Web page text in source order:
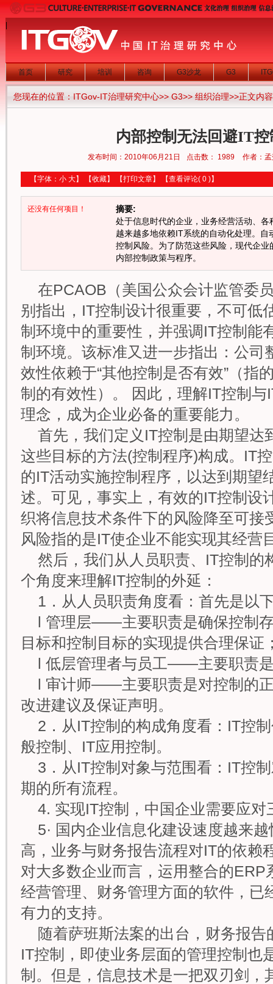
首页 研究 培训 咨询 G3沙龙 G3
您现在的位置： ITGov-IT治理研究中心>> G3>> 组织治理>>正文内容
内部控制无法回避IT
发布时间：2010年06月21日 点击数： 1989 作者：
【字体： 小 大】 【收藏】 【打印文章】 【查看评论( 0 )】
还没有任何项目！
摘要:
处于信息时代的企业，业务经营活动、
越来越多地依赖IT系统的自动化处理。
控制风险。为了防范这些风险，现代企
内部控制政策与程序。
在PCAOB（美国公众会计监管委
别指出，IT控制设计很重要，不可低
制环境中的重要性，并强调IT控制能
制环境。该标准又进一步指出：公司
效性依赖于“其他控制是否有效”（指
制的有效性）。 因此，理解IT控制
理念，成为企业必备的重要能力。
首先，我们定义IT控制是由期望达
这些目标的方法(控制程序)构成。IT
的IT活动实施控制程序，以达到期望
述。可见，事实上，有效的IT控制设
织将信息技术条件下的风险降至可接
风险指的是IT使企业不能实现其经营
然后，我们从人员职责、IT控制的
个角度来理解IT控制的外延：
1．从人员职责角度看：首先是以
l 管理层——主要职责是确保控制
目标和控制目标的实现提供合理保证
l 低层管理者与员工——主要职责
l 审计师——主要职责是对控制的
改进建议及保证声明。
2．从IT控制的构成角度看：IT控
般控制、IT应用控制。
3．从IT控制对象与范围看：IT控
期的所有流程。
4. 实现IT控制，中国企业需要应对
5· 国内企业信息化建设速度越来
高，业务与财务报告流程对IT的依赖
对大多数企业而言，运用整合的ERP
经营管理、财务管理方面的软件，已
有力的支持。
随着萨班斯法案的出台，财务报
IT控制，即使业务层面的管理控制也
制。但是，信息技术是一把双刃剑，